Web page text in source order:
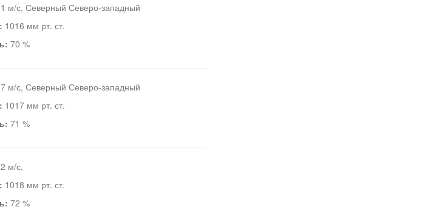
м/с, Северный Северо-западный
1016 мм рт. ст.
70 %
м/с, Северный Северо-западный
1017 мм рт. ст.
71 %
м/с,
1018 мм рт. ст.
72 %